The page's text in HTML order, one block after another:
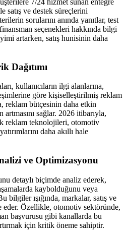
satış ve destek süreçlerini
sorularını anında yanıtlar, test
seçenekleri hakkında bilgi
artarken, satış hunisinin daha
Dağıtımı
kullanıcıların ilgi alanlarına,
göre kişiselleştirilmiş reklam
reklam bütçesinin daha etkin
artmasını sağlar. 2026 itibarıyla,
reklam teknolojileri, otomotiv
daha akıllı hale
ve Optimizasyonu
detaylı biçimde analiz ederek,
kaybolduğunu veya
bilgiler ışığında, markalar, satış ve
Özellikle, otomotiv sektöründe,
başvurusu gibi kanallarda bu
için kritik öneme sahiptir.